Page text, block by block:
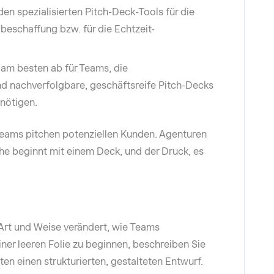
spezialisierten Pitch-Deck-Tools für die
bzw. für die Echtzeit-
besten ab für Teams, die
nachverfolgbare, geschäftsreife Pitch-Decks
pitchen potenziellen Kunden. Agenturen
beginnt mit einem Deck, und der Druck, es
und Weise verändert, wie Teams
leeren Folie zu beginnen, beschreiben Sie
einen strukturierten, gestalteten Entwurf.